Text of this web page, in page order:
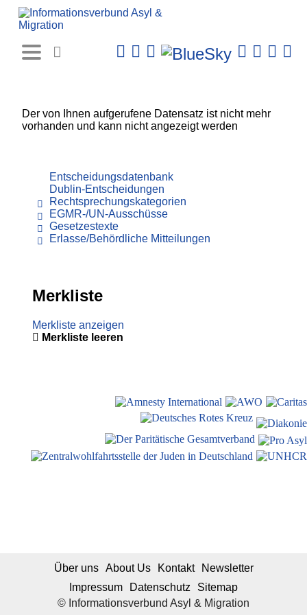
Der von Ihnen aufgerufene Datensatz ist nicht mehr
vorhanden und kann nicht angezeigt werden
Entscheidungsdatenbank
Dublin-Entscheidungen
Rechtsprechungskategorien
EGMR-/UN-Ausschüsse
Gesetzestexte
Erlasse/Behördliche Mitteilungen
Merkliste
Merkliste anzeigen
Merkliste leeren
© Informationsverbund Asyl & Migration
Über uns About Us Kontakt
Newsletter
Impressum
Datenschutz Sitemap